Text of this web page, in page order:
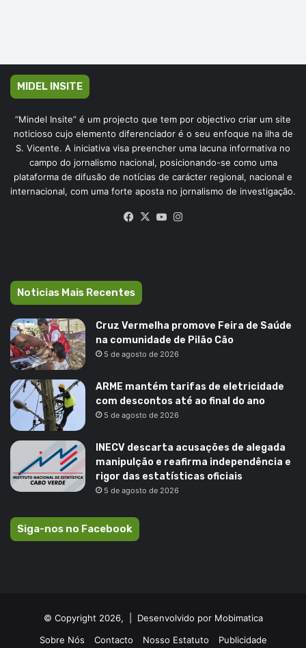
MIDEL INSITE
“Mindel Insite” é um projecto que tem por objectivo criar um site
noticioso cujo elemento diferenciador é o seu enfoque na ilha de
S. Vicente. A iniciativa visa preencher uma lacuna informativa no
campo do jornalismo nacional, posicionando-se como uma
plataforma de difusão de notícias de carácter regional, nacional e
internacional, com uma forte aposta no jornalismo de investigação.
Facebook
X YouTube
Noticias Mais Recentes
Cruz Vermelha promove Feira de Saúde
na comunidade de Pilão Cão
5 de agosto de 2026
ARME mantém tarifas de eletricidade
com descontos até ao final do ano
5 de agosto de 2026
INECV descarta acusações de alegada
manipulção e reafirma independência e
rigor das estatísticas oficiais
5 de agosto de 2026
Siga-nos no Facebook
© Copyright 2026, | Desenvolvido por Mobimatica
Sobre Nós
Contacto Nosso Estatuto Publicidade